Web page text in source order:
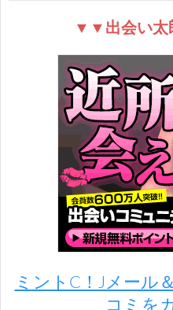
▼▼出会い太
ミントC！Jメール
コミを